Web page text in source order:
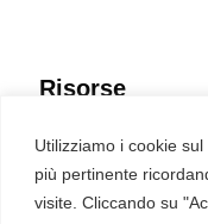
Utilizziamo i cookie
più pertinente
visite. Cliccando su
Risorse
Eventi
Fumetto Cyber
Newsletter
Servizi